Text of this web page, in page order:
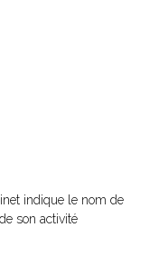
indique le nom de
son activité